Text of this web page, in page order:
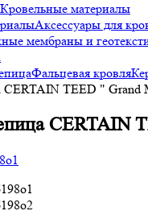
Кровельные материалы
Аксессуары для
мембраны и
Фальцевая кровля
CERTAIN TEED " Grand
CERTAIN